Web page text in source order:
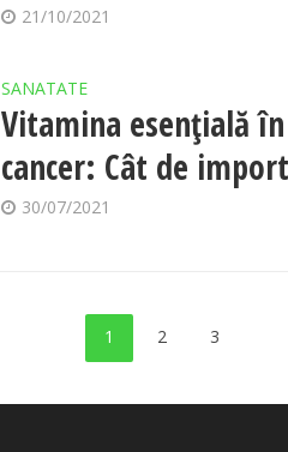
21/10/2021
SANATATE
Vitamina esențială
cancer: Cât de
30/07/2021
1 2 3